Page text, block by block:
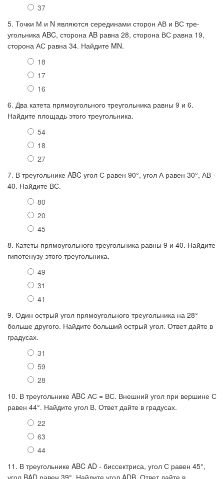
37
5. Точки М и N являются серединами сторон АВ и ВС тре-
угольника ABC, сторона AB равна 28, сторона ВС равна 19,
сторона АС равна 34. Найдите MN.
18
17
16
6. Два катета прямоугольного треугольника равны 9 и 6.
Найдите площадь этого треугольника.
54
18
27
7. В треугольнике ABC угол С равен 90°, угол А равен 30°, АВ -
40. Найдите ВС.
80
20
45
8. Катеты прямоугольного треугольника равны 9 и 40. Найдите
гипотенузу этого треугольника.
49
31
41
9. Один острый угол прямоугольного треугольника на 28°
больше другого. Найдите больший острый угол. Ответ дайте в
градусах.
31
59
28
10. В треугольнике ABC АС = ВС. Внешний угол при вершине С
равен 44°. Найдите угол В. Ответ дайте в градусах.
22
63
44
11. В треугольнике ABC AD - биссектриса, угол С равен 45°,